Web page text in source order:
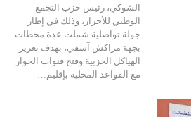
الشوكي، رئيس حزب التجمع
الوطني للأحرار، وذلك في إطار
جولة تواصلية شملت عدة محطات
بجهة مراكش آسفي، بهدف تعزيز
الهياكل الحزبية وفتح قنوات الحوار
مع القواعد المحلية بإقليم…